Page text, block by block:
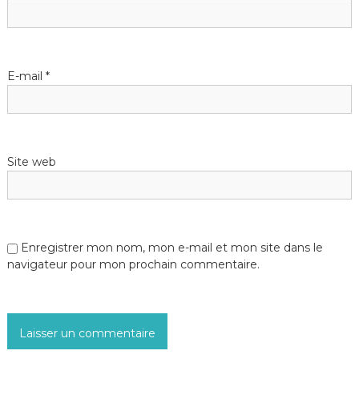
E-mail *
Site web
Enregistrer mon nom, mon e-mail et mon site dans le
navigateur pour mon prochain commentaire.